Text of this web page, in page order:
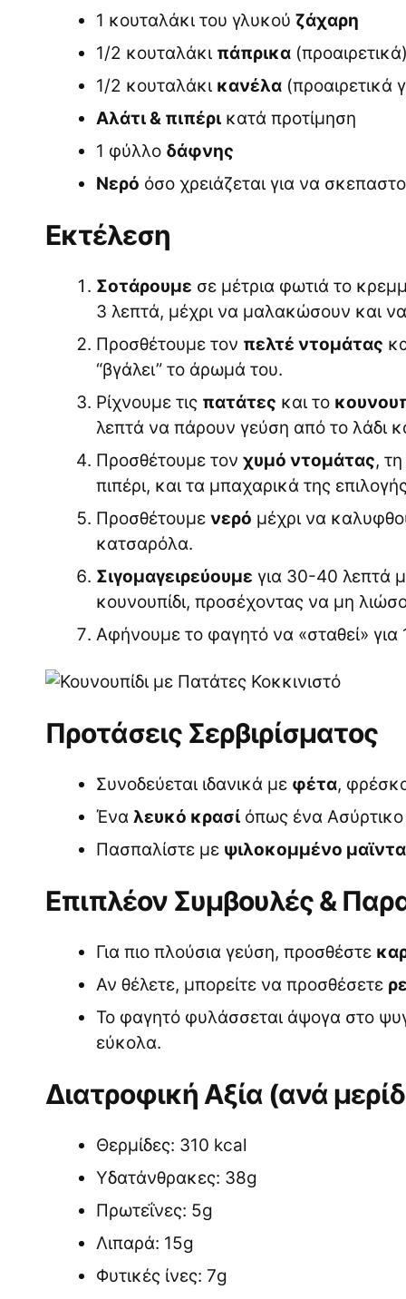
1 κουταλάκι του γλυκού ζάχαρη
1/2 κουταλάκι πάπρικα
1/2 κουταλάκι κανέλα (προαιρετικά
Αλάτι & πιπέρι κατά προτίμηση
1 φύλλο δάφνης
Νερό όσο χρειάζεται για να
Εκτέλεση
Σοτάρουμε σε μέτρια φωτιά το
3 λεπτά, μέχρι να μαλακώσουν και
Προσθέτουμε τον πελτέ ντομάτας
“βγάλει” το άρωμά του.
Ρίχνουμε τις πατάτες και το
λεπτά να πάρουν γεύση από το λάδι
Προσθέτουμε τον χυμό ντομάτας, τη
πιπέρι, και τα μπαχαρικά της
Προσθέτουμε νερό μέχρι να
κατσαρόλα.
Σιγομαγειρεύουμε για 30-40 λεπτά
κουνουπίδι, προσέχοντας να μη
Αφήνουμε το φαγητό να «σταθεί» για
Προτάσεις Σερβιρίσματος
Συνοδεύεται ιδανικά με φέτα,
Ένα λευκό κρασί όπως ένα
Πασπαλίστε με ψιλοκομμένο
Επιπλέον Συμβουλές &
Για πιο πλούσια γεύση, προσθέστε
Αν θέλετε, μπορείτε να προσθέσετε
Το φαγητό φυλάσσεται άψογα στο
εύκολα.
Διατροφική Αξία (ανά
Θερμίδες: 310 kcal
Υδατάνθρακες: 38g
Πρωτεΐνες: 5g
Λιπαρά: 15g
Φυτικές ίνες: 7g